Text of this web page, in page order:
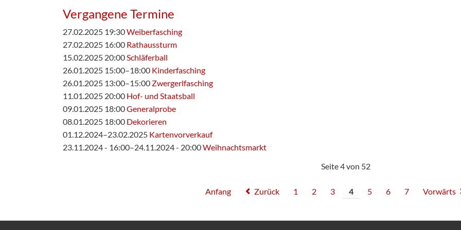
Vergangene Termine
27.02.2025 19:30Weiberfasching
27.02.2025 16:00 Rathaussturm
15.02.2025 20:00Schläferball
26.01.2025 15:00–18:00 Kinderfasching
26.01.2025 13:00–15:00 Zwergerlfasching
11.01.2025 20:00 Hof- und Staatsball
09.01.2025 18:00Generalprobe
08.01.2025 18:00 Dekorieren
01.12.2024–23.02.2025 Kartenvorverkauf
23.11.2024 - 16:00–24.11.2024 - 20:00Weihnachtsmarkt
Seite 4 von 52
Anfang Zurück 1 2 3 4 5 6 7 Vorwärts